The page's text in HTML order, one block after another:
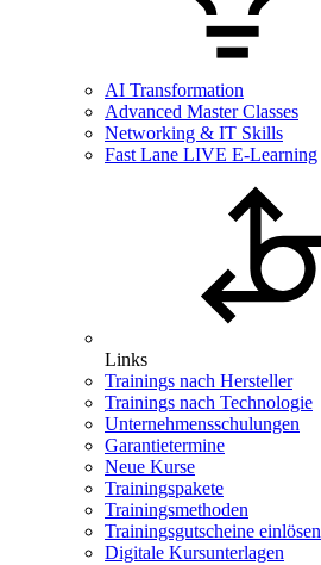
AI Transformation
Advanced Master Classes
Networking & IT Skills
Fast Lane LIVE E-Learning
Links
Trainings nach Hersteller
Trainings nach Technologie
Unternehmensschulungen
Garantietermine
Neue Kurse
Trainingspakete
Trainingsmethoden
Trainingsgutscheine einlösen
Digitale Kursunterlagen